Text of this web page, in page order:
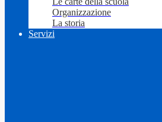
Organizzazione
La storia
Servizi